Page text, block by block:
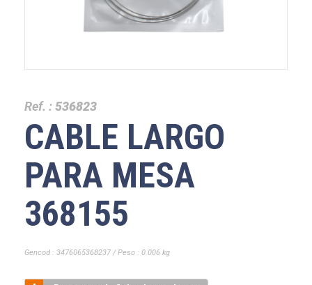
Ref. :536823
CABLE LARGO
PARA MESA
368155
Gencod : 3476065368237 / Peso : 0.006 kg